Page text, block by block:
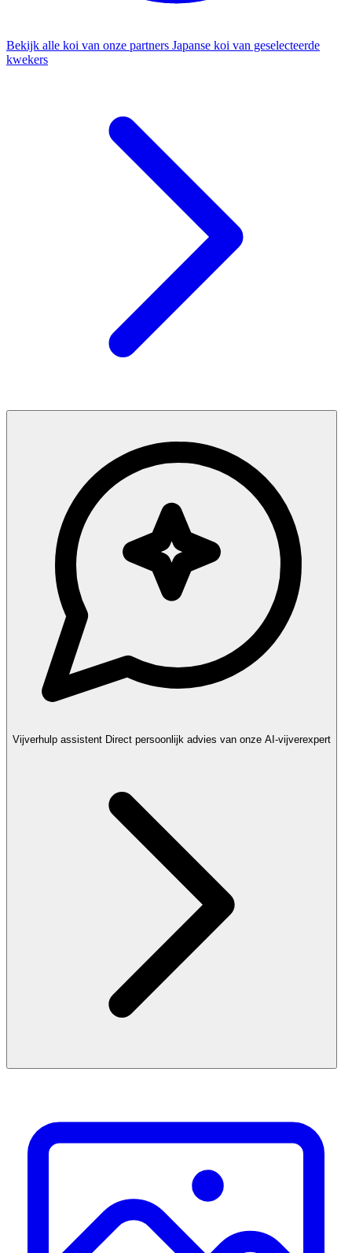
Bekijk alle koi van onze partners Japanse koi van geselecteerde
kwekers
Vijverhulp assistent Direct persoonlijk advies van onze AI-vijverexpert